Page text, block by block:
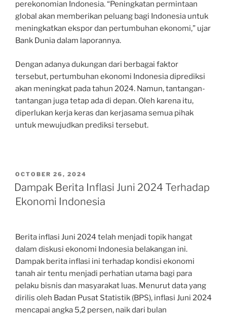
perekonomian Indonesia. “Peningkatan permintaan
global akan memberikan peluang bagi Indonesia untuk
meningkatkan ekspor dan pertumbuhan ekonomi,” ujar
Bank Dunia dalam laporannya.
Dengan adanya dukungan dari berbagai faktor
tersebut, pertumbuhan ekonomi Indonesia diprediksi
akan meningkat pada tahun 2024. Namun, tantangan-
tantangan juga tetap ada di depan. Oleh karena itu,
diperlukan kerja keras dan kerjasama semua pihak
untuk mewujudkan prediksi tersebut.
POSTED
ON
OCTOBER 26, 2024
Dampak Berita Inflasi Juni 2024 Terhadap
Ekonomi Indonesia
Berita inflasi Juni 2024 telah menjadi topik hangat
dalam diskusi ekonomi Indonesia belakangan ini.
Dampak berita inflasi ini terhadap kondisi ekonomi
tanah air tentu menjadi perhatian utama bagi para
pelaku bisnis dan masyarakat luas. Menurut data yang
dirilis oleh Badan Pusat Statistik (BPS), inflasi Juni 2024
mencapai angka 5,2 persen, naik dari bulan